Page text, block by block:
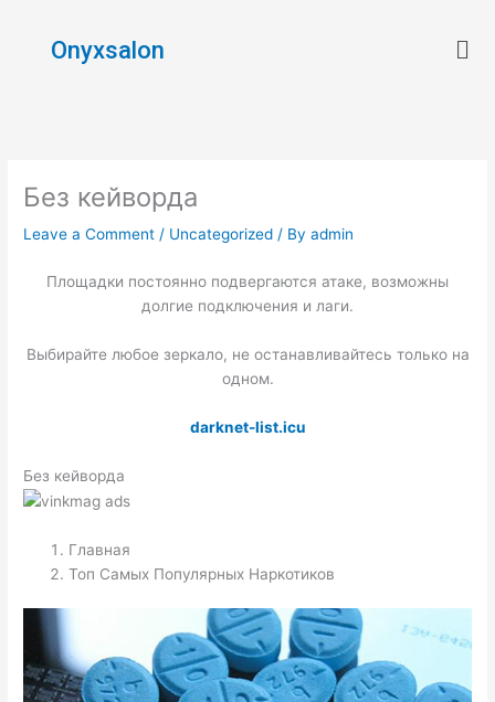
contentOnyxsalon
Без кейворда
Leave a Comment / Uncategorized / Byadmin
Площадки постоянно подвергаются атаке, возможны
долгие подключения и лаги.
Выбирайте любое зеркало, не останавливайтесь только на
одном.
darknet-list.icu
Без кейворда
Главная
Топ Самых Популярных Наркотиков